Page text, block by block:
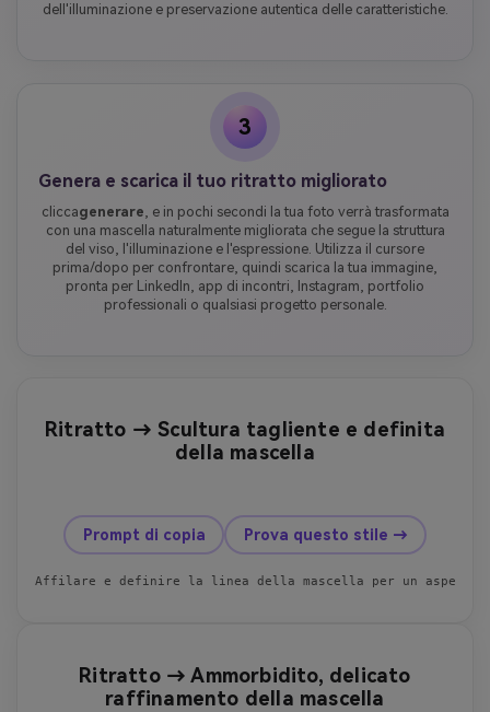
dell'illuminazione e preservazione autentica delle caratteristiche.
3
Genera e scarica il tuo ritratto migliorato
cliccagenerare , e in pochi secondi la tua foto verrà trasformata
con una mascella naturalmente migliorata che segue la struttura
del viso, l'illuminazione e l'espressione. Utilizza il cursore
prima/dopo per confrontare, quindi scarica la tua immagine,
pronta per LinkedIn, app di incontri, Instagram, portfolio
professionali o qualsiasi progetto personale.
Ritratto → Scultura tagliente e definita
della mascella
prima dopo
Prompt di copia Prova questo stile →
Affilare e definire la linea della mascella per un aspetto
Ritratto → Ammorbidito, delicato
raffinamento della mascella